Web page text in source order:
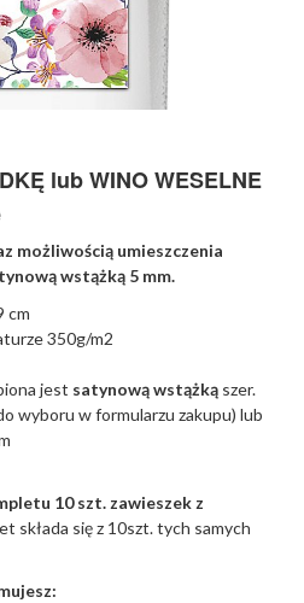
lub WINO WESELNE
możliwością umieszczenia
wstążką 5 mm.
cm
350g/m2
jest satynową wstążką szer.
wyboru w formularzu zakupu) lub
10 szt. zawieszek z
składa się z 10szt. tych samych